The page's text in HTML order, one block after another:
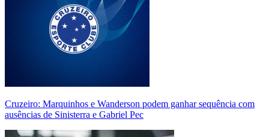
Cruzeiro: Marquinhos e Wanderson podem ganhar sequência com
ausências de Sinisterra e Gabriel Pec